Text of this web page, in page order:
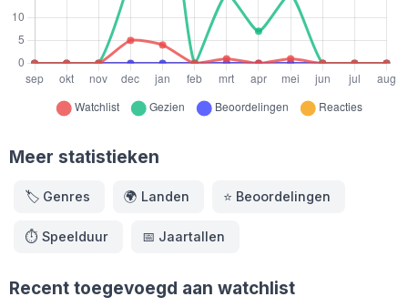
Meer statistieken
🏷️ Genres 🌍 Landen ⭐️ Beoordelingen
⏱️ Speelduur 📅 Jaartallen
Recent toegevoegd aan watchlist